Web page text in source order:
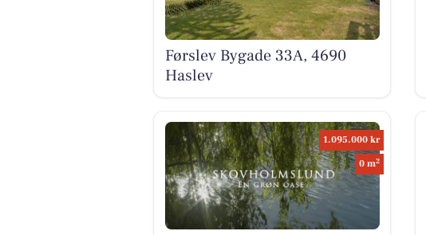
Førslev Bygade 33A, 4690
Haslev
1.095.000 kr
0 m2